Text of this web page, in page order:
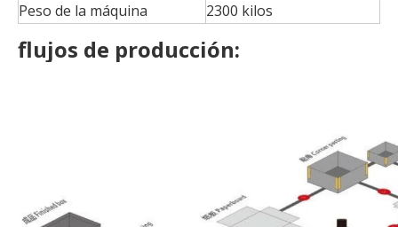
Peso de la máquina
2300 kilos
flujos de producción: